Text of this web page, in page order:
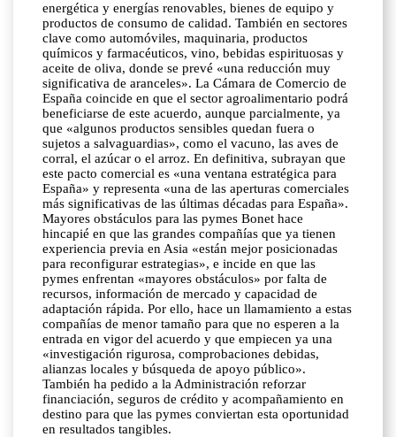
energética y energías renovables, bienes de equipo y
productos de consumo de calidad. También en sectores
clave como automóviles, maquinaria, productos
químicos y farmacéuticos, vino, bebidas espirituosas y
aceite de oliva, donde se prevé «una reducción muy
significativa de aranceles». La Cámara de Comercio de
España coincide en que el sector agroalimentario podrá
beneficiarse de este acuerdo, aunque parcialmente, ya
que «algunos productos sensibles quedan fuera o
sujetos a salvaguardias», como el vacuno, las aves de
corral, el azúcar o el arroz. En definitiva, subrayan que
este pacto comercial es «una ventana estratégica para
España» y representa «una de las aperturas comerciales
más significativas de las últimas décadas para España».
Mayores obstáculos para las pymes Bonet hace
hincapié en que las grandes compañías que ya tienen
experiencia previa en Asia «están mejor posicionadas
para reconfigurar estrategias», e incide en que las
pymes enfrentan «mayores obstáculos» por falta de
recursos, información de mercado y capacidad de
adaptación rápida. Por ello, hace un llamamiento a estas
compañías de menor tamaño para que no esperen a la
entrada en vigor del acuerdo y que empiecen ya una
«investigación rigurosa, comprobaciones debidas,
alianzas locales y búsqueda de apoyo público».
También ha pedido a la Administración reforzar
financiación, seguros de crédito y acompañamiento en
destino para que las pymes conviertan esta oportunidad
en resultados tangibles.